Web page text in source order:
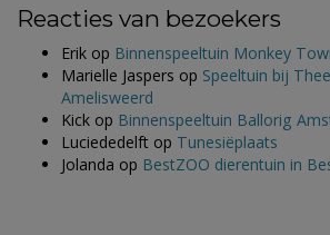
Reacties van bezoekers
Erik op Binnenspeeltuin Monkey
Marielle Jaspers op Speeltuin bij
Amelisweerd
Kick op Binnenspeeltuin Ballorig
Luciededelft op Tunesiëplaats
Jolanda op BestZOO dierentuin in